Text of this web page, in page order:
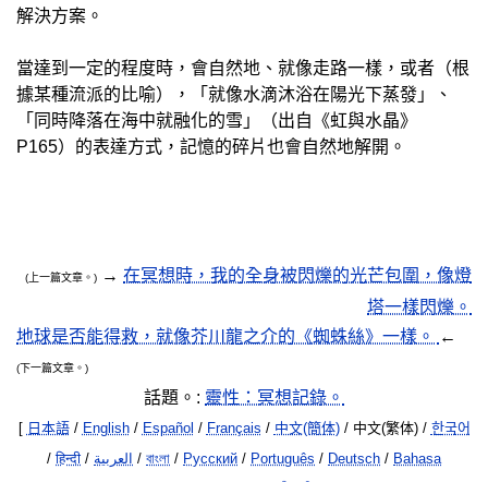
解決方案。
當達到一定的程度時，會自然地、就像走路一樣，或者（根
據某種流派的比喻），「就像水滴沐浴在陽光下蒸發」、
「同時降落在海中就融化的雪」（出自《虹與水晶》
P165）的表達方式，記憶的碎片也會自然地解開。
(上一篇文章。) → 在冥想時，我的全身被閃爍的光芒包圍，像燈
塔一樣閃爍。
地球是否能得救，就像芥川龍之介的《蜘蛛絲》一樣。
←
(下一篇文章。)
話題。: 靈性：冥想記錄。
[ 日本語/ English/ Español / Français / 中文(簡体)/ 中文(繁体) / 한국어
/हिन्दी / العربية / বাংলা / Русский / Português / Deutsch / Bahasa